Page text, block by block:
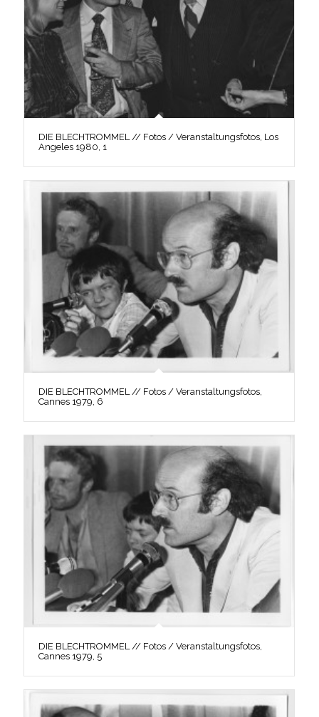
DIE BLECHTROMMEL // Fotos / Veranstaltungsfotos, Los
Angeles 1980, 1
DIE BLECHTROMMEL // Fotos / Veranstaltungsfotos,
Cannes 1979, 6
DIE BLECHTROMMEL // Fotos / Veranstaltungsfotos,
Cannes 1979, 5